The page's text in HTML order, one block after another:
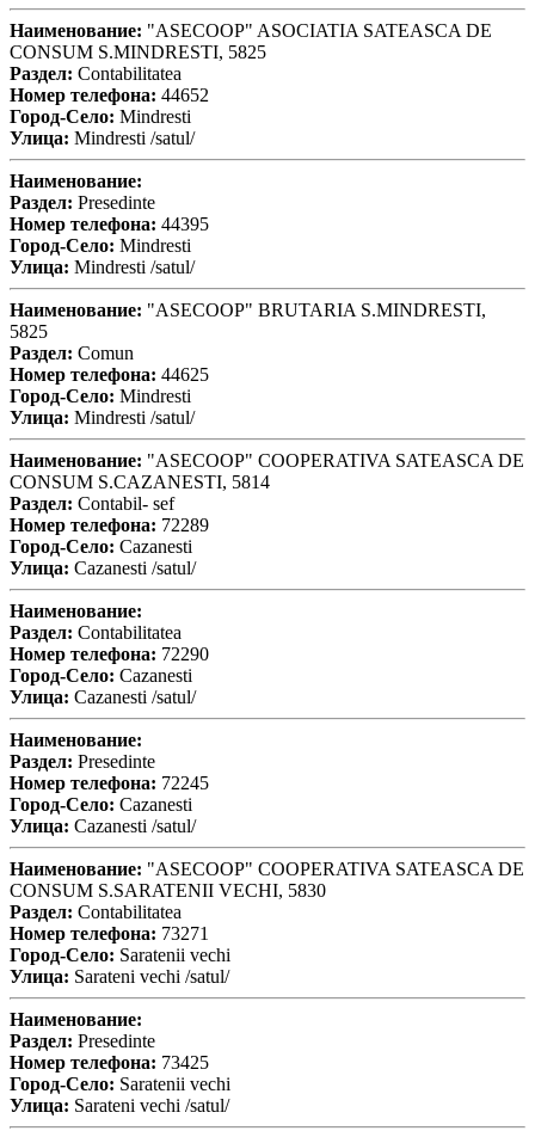
Наименование: "ASECOOP" ASOCIATIA SATEASCA DE
CONSUM S.MINDRESTI, 5825
Раздел: Contabilitatea
Номер телефона: 44652
Город-Село: Mindresti
Улица: Mindresti /satul/
Наименование:
Раздел: Presedinte
Номер телефона: 44395
Город-Село: Mindresti
Улица: Mindresti /satul/
Наименование: "ASECOOP" BRUTARIA S.MINDRESTI,
5825
Раздел: Comun
Номер телефона: 44625
Город-Село: Mindresti
Улица: Mindresti /satul/
Наименование: "ASECOOP" COOPERATIVA SATEASCA DE
CONSUM S.CAZANESTI, 5814
Раздел: Contabil- sef
Номер телефона: 72289
Город-Село: Cazanesti
Улица: Cazanesti /satul/
Наименование:
Раздел: Contabilitatea
Номер телефона: 72290
Город-Село: Cazanesti
Улица: Cazanesti /satul/
Наименование:
Раздел: Presedinte
Номер телефона: 72245
Город-Село: Cazanesti
Улица: Cazanesti /satul/
Наименование: "ASECOOP" COOPERATIVA SATEASCA DE
CONSUM S.SARATENII VECHI, 5830
Раздел: Contabilitatea
Номер телефона: 73271
Город-Село: Saratenii vechi
Улица: Sarateni vechi /satul/
Наименование:
Раздел: Presedinte
Номер телефона: 73425
Город-Село: Saratenii vechi
Улица: Sarateni vechi /satul/